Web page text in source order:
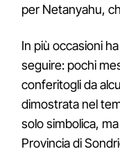
per Netanyahu,
In più occasioni
seguire: pochi
conferitogli da
dimostrata nel
solo simbolica,
Provincia di